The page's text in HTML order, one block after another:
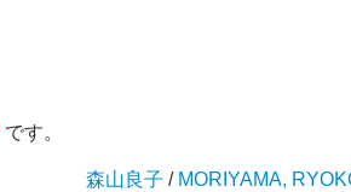
です。
森山良子 / MORIYAMA,